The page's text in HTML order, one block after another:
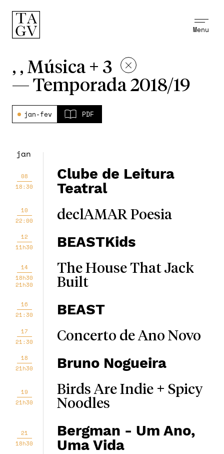
Menu
, , Música + 3
— Temporada 2018/19
jan-fev PDF
jan
08
18:30
Clube de Leitura
Teatral
10
22:00
declAMAR Poesia
12
11h30
BEASTKids
14
18h30
21h30
The House That Jack
Built
16
21:30
BEAST
17
21:30
Concerto de Ano Novo
18
21h30
Bruno Nogueira
19
21h30
Birds Are Indie + Spicy
Noodles
21
18h30
Bergman - Um Ano,
Uma Vida